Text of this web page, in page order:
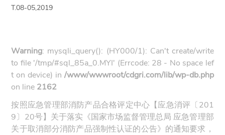
T.08-05,2019
Warning: mysqli_query(): (HY000/1): Can't create/write
to file '/tmp/#sql_85a_0.MYI' (Errcode: 28 - No space lef
t on device) in /www/wwwroot/cdgri.com/lib/wp-db.php
on line 2162
按照应急管理部消防产品合格评定中心【应急消评〔201
9〕20号】关于落实《国家市场监督管理总局 应急管理部
关于取消部分消防产品强制性认证的公告》的通知要求，